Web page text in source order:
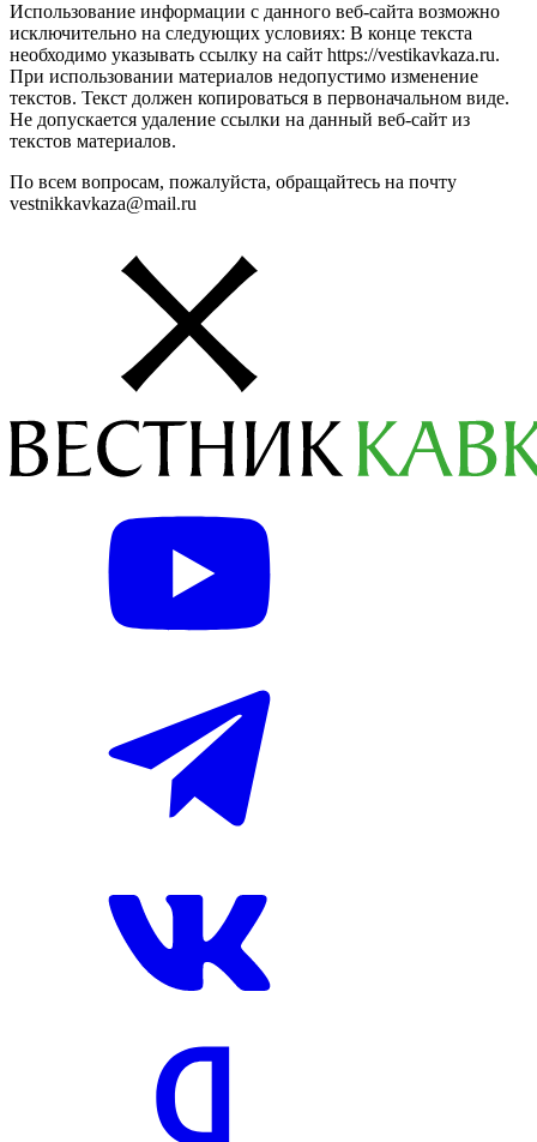
Использование информации с данного веб-сайта возможно
исключительно на следующих условиях: В конце текста
необходимо указывать ссылку на сайт https://vestikavkaza.ru.
При использовании материалов недопустимо изменение
текстов. Текст должен копироваться в первоначальном виде.
Не допускается удаление ссылки на данный веб-сайт из
текстов материалов.
По всем вопросам, пожалуйста, обращайтесь на почту
vestnikkavkaza@mail.ru